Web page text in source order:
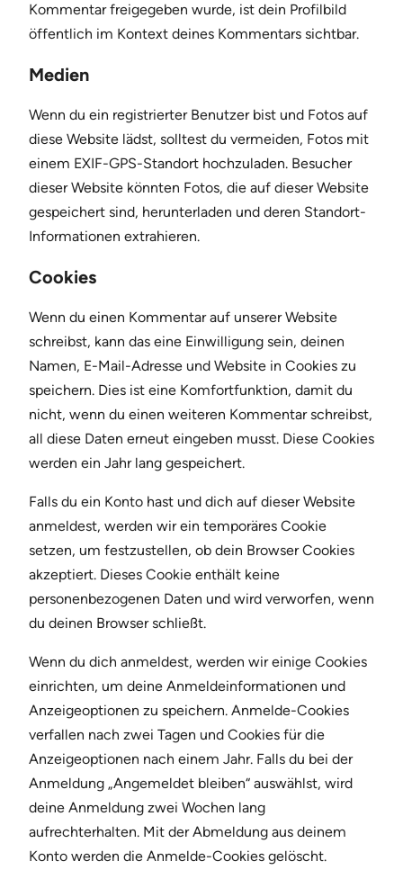
Kommentar freigegeben wurde, ist dein Profilbild
öffentlich im Kontext deines Kommentars sichtbar.
Medien
Wenn du ein registrierter Benutzer bist und Fotos auf
diese Website lädst, solltest du vermeiden, Fotos mit
einem EXIF-GPS-Standort hochzuladen. Besucher
dieser Website könnten Fotos, die auf dieser Website
gespeichert sind, herunterladen und deren Standort-
Informationen extrahieren.
Cookies
Wenn du einen Kommentar auf unserer Website
schreibst, kann das eine Einwilligung sein, deinen
Namen, E-Mail-Adresse und Website in Cookies zu
speichern. Dies ist eine Komfortfunktion, damit du
nicht, wenn du einen weiteren Kommentar schreibst,
all diese Daten erneut eingeben musst. Diese Cookies
werden ein Jahr lang gespeichert.
Falls du ein Konto hast und dich auf dieser Website
anmeldest, werden wir ein temporäres Cookie
setzen, um festzustellen, ob dein Browser Cookies
akzeptiert. Dieses Cookie enthält keine
personenbezogenen Daten und wird verworfen, wenn
du deinen Browser schließt.
Wenn du dich anmeldest, werden wir einige Cookies
einrichten, um deine Anmeldeinformationen und
Anzeigeoptionen zu speichern. Anmelde-Cookies
verfallen nach zwei Tagen und Cookies für die
Anzeigeoptionen nach einem Jahr. Falls du bei der
Anmeldung „Angemeldet bleiben“ auswählst, wird
deine Anmeldung zwei Wochen lang
aufrechterhalten. Mit der Abmeldung aus deinem
Konto werden die Anmelde-Cookies gelöscht.